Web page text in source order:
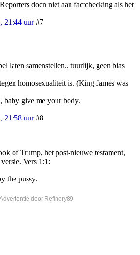
doen niet aan factchecking als het
21:44 uur #7
laten samenstellen.. tuurlijk, geen bias
homosexualiteit is. (King James was
give me your body.
21:58 uur #8
of Trump, het post-nieuwe testament,
Vers 1:1:
the pussy.
door Refinery89